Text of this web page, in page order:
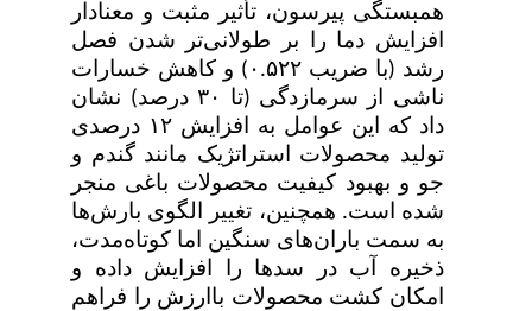
همبستگی پیرسون، تأثیر مثبت و معنادار
افزایش دما را بر طولانی‌تر شدن فصل
رشد (با ضریب۰.۵۲۲)
و کاهش خسارات
ناشی از سرمازدگی (تا۳۰ درصد) نشان
داد که این عوامل به افزایش ۱۲درصدی
تولید محصولات استراتژیک مانند گندم و
جو و بهبود کیفیت محصولات باغی منجر
شده است. همچنین، تغییر الگوی بارش‌ها
به سمت باران‌های سنگین اما کوتاه‌مدت،
ذخیره آب در سدها را افزایش داده و
امکان کشت محصولات باارزش را فراهم